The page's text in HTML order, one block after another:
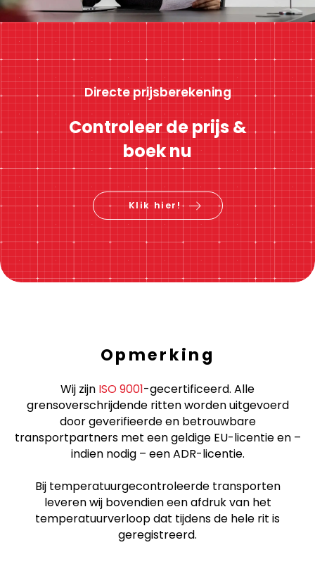
Directe prijsberekening
Controleer de prijs &
boek nu
Klik hier!
Opmerking
Wij zijn ISO 9001-gecertificeerd. Alle
grensoverschrijdende ritten worden uitgevoerd
door geverifieerde en betrouwbare
transportpartners met een geldige EU-licentie en –
indien nodig – een ADR-licentie.
Bij temperatuurgecontroleerde transporten
leveren wij bovendien een afdruk van het
temperatuurverloop dat tijdens de hele rit is
geregistreerd.